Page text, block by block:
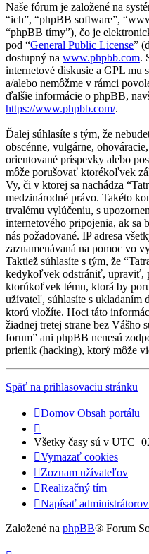
Naše fórum je založené na
“ich”, “phpBB software”,
“phpBB tímy”), čo je
pod “General Public License”
dostupný na www.phpbb.com.
internetové diskusie a GPL mu
a/alebo nemôžme v rámci
ďalšie informácie o phpBB,
https://www.phpbb.com/.
Ďalej súhlasíte s tým, že
obscénne, vulgárne,
orientované príspevky alebo
môže porušovať ktorékoľvek
Vy, či v ktorej sa nachádza
medzinárodné právo. Takéto
trvalému vylúčeniu, s
internetového pripojenia, ak sa
nás požadované. IP adresa
zaznamenávaná na pomoc vo
Taktiež súhlasíte s tým, že
kedykoľvek odstrániť, upraviť,
ktorúkoľvek tému, ktorá by
užívateľ, súhlasíte s ukladaním
ktorú vložíte. Hoci táto
žiadnej tretej strane bez Vášho
forum” ani phpBB nenesú
prienik (hacking), ktorý môže
Späť na prihlasovaciu stránku
Domov Obsah portálu
Všetky časy sú v
Vymazať cookies
Zoznam užívateľov
Realizačný tím
Napísať
Založené na phpBB® Forum